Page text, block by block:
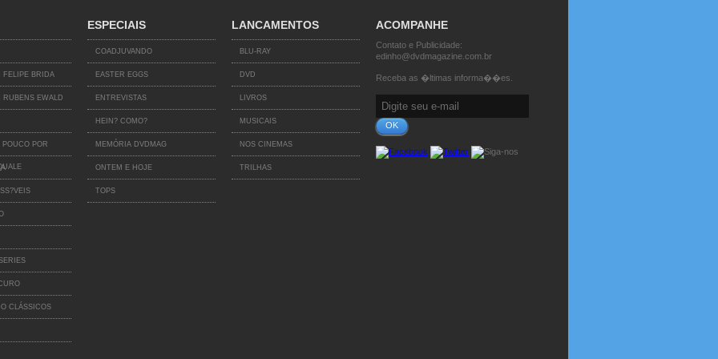
FELIPE BRIDA
RUBENS EWALD
POR
CLÁSSICOS
ESPECIAIS
COADJUVANDO
EASTER EGGS
ENTREVISTAS
HEIN? COMO?
MEMÓRIA DVDMAG
ONTEM E HOJE
TOPS
LANCAMENTOS
BLU-RAY
DVD
LIVROS
MUSICAIS
NOS CINEMAS
TRILHAS
ACOMPANHE
Contato e Publicidade:
edinho@dvdmagazine.com.br
Receba as �ltimas informa��es.
OK